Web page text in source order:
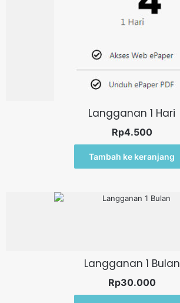
Langganan 1 Hari
Rp4.500
Tambah ke keranjang
Langganan 1 Bulan
Rp30.000